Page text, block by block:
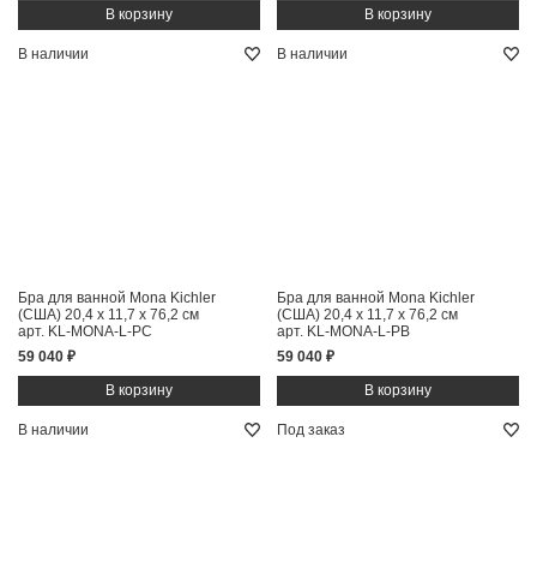
В наличии
Бра для ванной Mona Kichler
(США) 20,4 x 11,7 x 76,2 см
арт. KL-MONA-L-PC
59 040 ₽
В наличии
Бра для ванной Mona Kichler
(США) 20,4 x 11,7 x 76,2 см
арт. KL-MONA-L-PB
59 040 ₽
В наличии Под заказ